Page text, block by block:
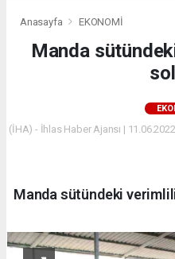
Anasayfa EKONOMİ
Manda
(İHA) - İhlas Haber Ajansı |
Manda sütündeki